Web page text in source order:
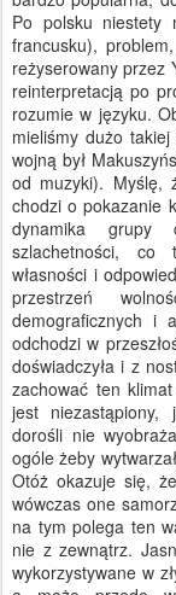
Po polsku niestety
francusku),
reżyserowany przez
reinterpretacją po
rozumie w języku.
mieliśmy dużo
wojną był
od muzyki). Myślę,
chodzi o pokazanie
dynamika grupy
szlachetności, co
własności i
przestrzeń
demograficznych i
odchodzi w
doświadczyła i z
zachować ten
jest niezastąpiony,
dorośli nie
ogóle żeby
Otóż okazuje się,
wówczas one
na tym polega ten
nie z zewnątrz.
wykorzystywane w